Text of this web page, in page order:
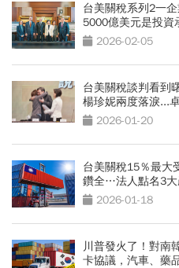
台美關稅系列2一
5000億美元是投資
2026-02-05
台美關稅談判看到
楊珍妮兩度落淚...
2026-01-20
台美關稅15％最大
鑽全…法人點名3大
2026-01-18
川普發火了！對南
卡協議，汽車、藥